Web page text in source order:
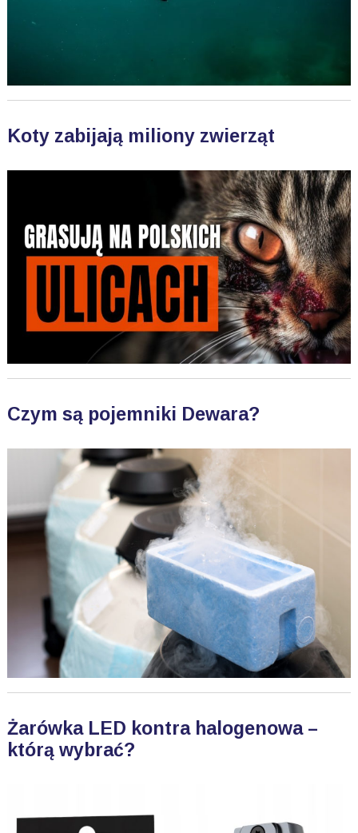
Koty zabijają miliony zwierząt
Czym są pojemniki Dewara?
Żarówka LED kontra halogenowa –
którą wybrać?